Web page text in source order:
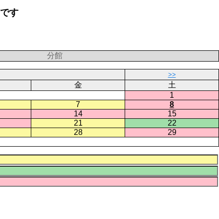
す
分館
>>
金
土
1
7
8
14
15
21
22
28
29